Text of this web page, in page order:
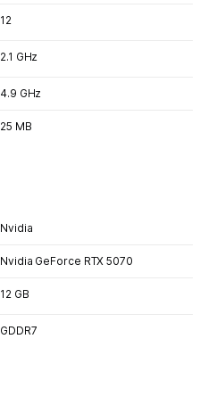
12
2.1 GHz
4.9 GHz
25 MB
Nvidia
Nvidia GeForce RTX 5070
12 GB
GDDR7